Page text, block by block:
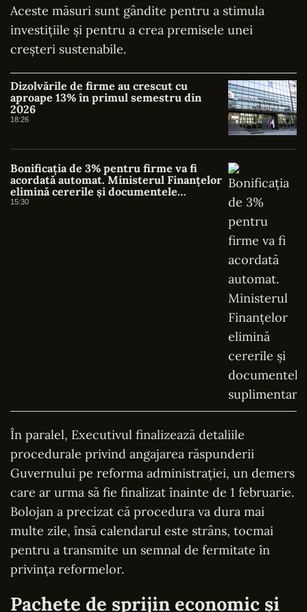
Aceste măsuri sunt gândite pentru a stimula
investițiile și pentru a crea premisele unei
creșteri sustenabile.
Dizolvările de firme au crescut cu
aproape 13% în primul semestru din
2026
18:26
Bonificația de 3% pentru firme va fi
acordată automat. Ministerul Finanțelor
elimină cererile și documentele
suplimentare
15:30
În paralel, Executivul finalizează detaliile
procedurale privind angajarea răspunderii
Guvernului pe reforma administrației, un demers
care ar urma să fie finalizat înainte de 1 februarie.
Bolojan a precizat că procedura va dura mai
multe zile, însă calendarul este strâns, tocmai
pentru a transmite un semnal de fermitate în
privința reformelor.
Pachete de sprijin economic și